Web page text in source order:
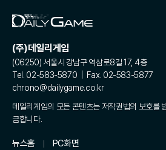
(주)데일리게임
(06250) 서울시 강남구 역삼로8길 17, 4층
Tel. 02-583-5870 | Fax. 02-583-5877
chrono@dailygame.co.kr
데일리게임의 모든 콘텐츠는 저작권법의 보호를
금합니다.
뉴스홈 PC화면